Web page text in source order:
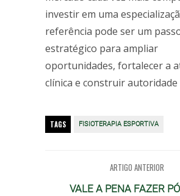
investir em uma
referência pode ser um
estratégico para ampliar
oportunidades, fortalecer a
clínica e construir autoridade
TAGS FISIOTERAPIA ESPORTIVA
ARTIGO ANTERIOR
VALE A PENA FAZER